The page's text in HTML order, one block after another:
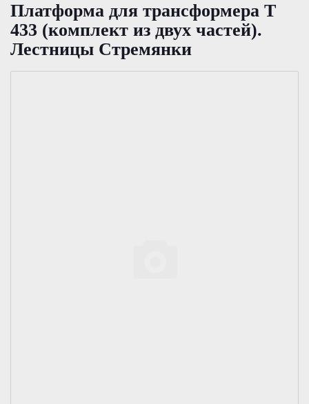
Платформа для трансформера T
433 (комплект из двух частей).
Лестницы Стремянки